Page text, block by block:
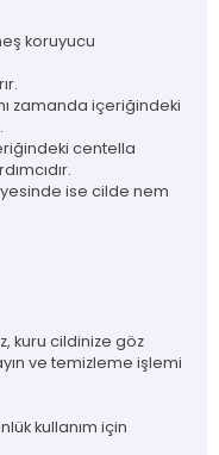
koruyucu
zamanda içeriğindeki
centella
ise cilde nem
kuru cildinize göz
ve temizleme işlemi
kullanım için